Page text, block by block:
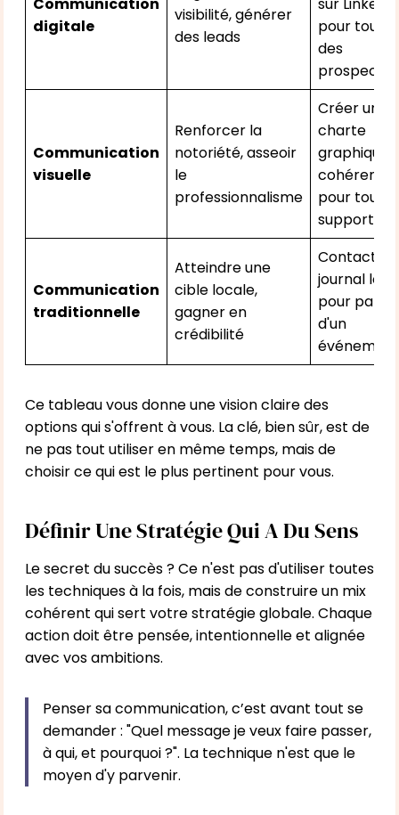
Communication
digitale
visibilité, générer
des leads
sur LinkedIn
pour
des
prospects.
Communication
visuelle
Renforcer la
notoriété, asseoir
le
professionnalisme
Créer une
charte
graphique
cohérente
pour tous
supports.
Communication
traditionnelle
Atteindre une
cible locale,
gagner en
crédibilité
Contacter
journal
pour parler
d'un
Ce tableau vous donne une vision claire des
options qui s'offrent à vous. La clé, bien sûr, est de
ne pas tout utiliser en même temps, mais de
choisir ce qui est le plus pertinent pour vous.
Définir Une Stratégie Qui A Du Sens
Le secret du succès ? Ce n'est pas d'utiliser toutes
les techniques à la fois, mais de construire un mix
cohérent qui sert votre stratégie globale. Chaque
action doit être pensée, intentionnelle et alignée
avec vos ambitions.
Penser sa communication, c’est avant tout se
demander : "Quel message je veux faire passer,
à qui, et pourquoi ?". La technique n'est que le
moyen d'y parvenir.